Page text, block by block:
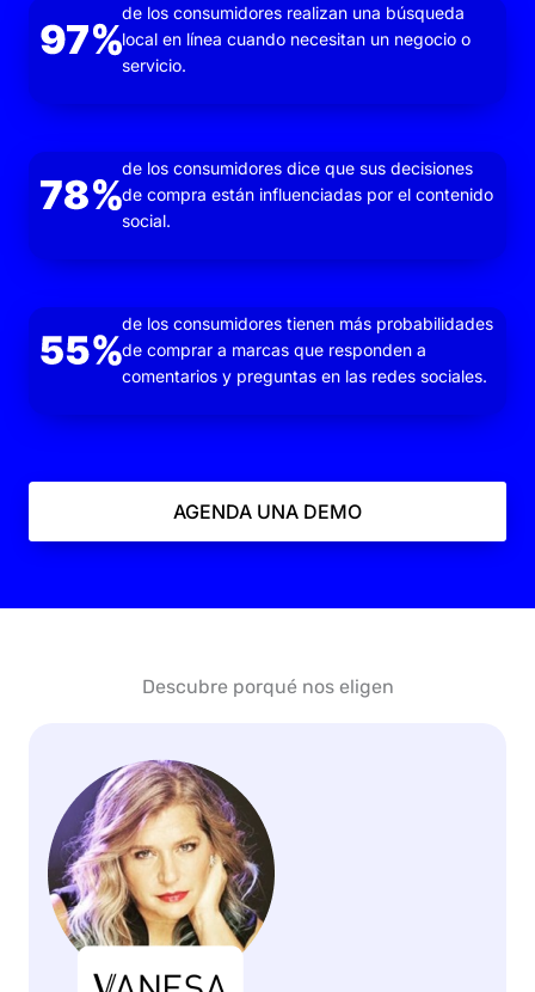
de los consumidores realizan una búsqueda
local en línea cuando necesitan un negocio o
servicio.
de los consumidores dice que sus decisiones
de compra están influenciadas por el contenido
social.
de los consumidores tienen más probabilidades
de comprar a marcas que responden a
comentarios y preguntas en las redes sociales.
AGENDA UNA DEMO
Descubre porqué nos eligen